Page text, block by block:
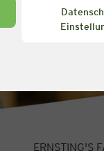
ERNSTING'S